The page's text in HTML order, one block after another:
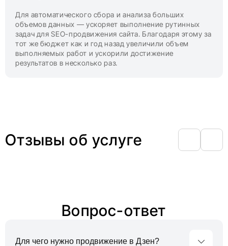
Для автоматического сбора и анализа больших
объемов данных — ускоряет выполнение рутинных
задач для SEO-продвижения сайта. Благодаря этому за
тот же бюджет как и год назад увеличили объем
выполняемых работ и ускорили достижение
результатов в несколько раз.
Отзывы об услуге
Вопрос-ответ
Для чего нужно продвижение в Дзен?